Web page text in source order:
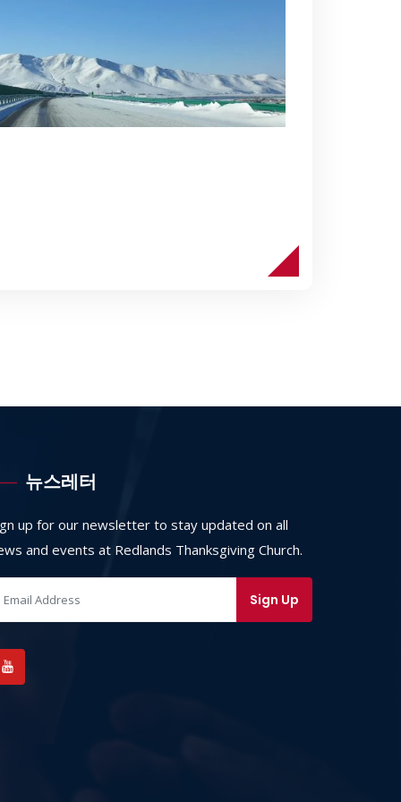
뉴스레터
up for our newsletter to stay updated on all
and events at Redlands Thanksgiving Church.